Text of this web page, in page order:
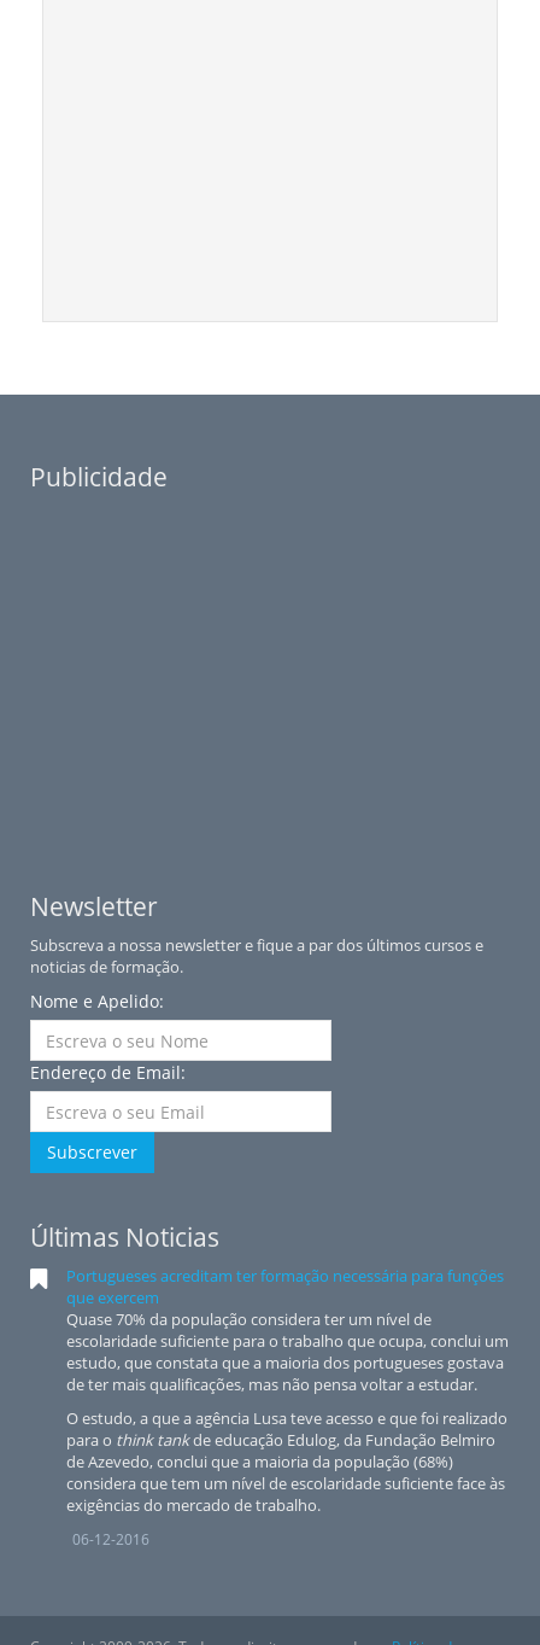
Publicidade
Newsletter
Subscreva a nossa newsletter e fique a par dos últimos cursos e
noticias de formação.
Nome e Apelido:
Endereço de Email:
Subscrever
Últimas Noticias
Portugueses acreditam ter formação necessária para funções
que exercem
Quase 70% da população considera ter um nível de
escolaridade suficiente para o trabalho que ocupa, conclui um
estudo, que constata que a maioria dos portugueses gostava
de ter mais qualificações, mas não pensa voltar a estudar.
O estudo, a que a agência Lusa teve acesso e que foi realizado
para o think tankde educação Edulog, da Fundação Belmiro
de Azevedo, conclui que a maioria da população (68%)
considera que tem um nível de escolaridade suficiente face às
exigências do mercado de trabalho.
06-12-2016